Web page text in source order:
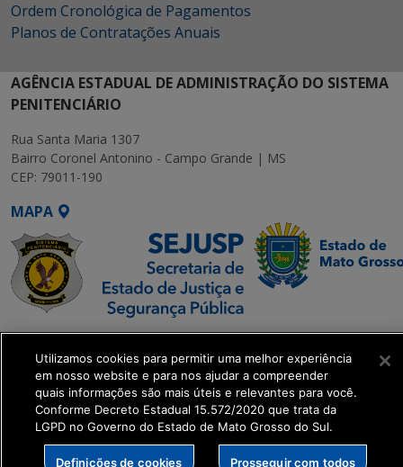
Ordem Cronológica de Pagamentos
Planos de Contratações Anuais
AGÊNCIA ESTADUAL DE ADMINISTRAÇÃO DO SISTEMA
PENITENCIÁRIO
Rua Santa Maria 1307
Bairro Coronel Antonino - Campo Grande | MS
CEP: 79011-190
MAPA
SETDIG | Secretaria-
Executiva de
Transformação Digital
get_footer();
Utilizamos cookies para permitir uma melhor experiência
em nosso website e para nos ajudar a compreender
quais informações são mais úteis e relevantes para você.
Conforme Decreto Estadual 15.572/2020 que trata da
LGPD no Governo do Estado de Mato Grosso do Sul.
Definições de cookies Prosseguir com todos